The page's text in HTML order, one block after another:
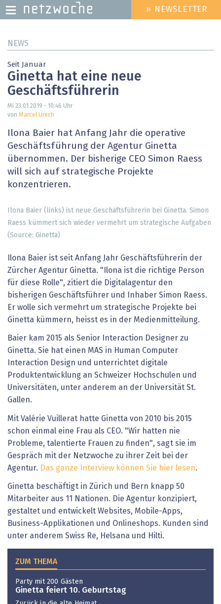
zum
HEADER
MENU
» NEWSLETTER
NEWS
Seit Januar
Ginetta hat eine neue
Geschäftsführerin
Mi 23.01.2019 - 10:46 Uhr
von Marcel Urech
Ilona Baier hat Anfang Jahr die operative
Geschäftsführung der Agentur Ginetta
übernommen. Der bisherige CEO Simon Raess
will sich auf strategische Projekte
konzentrieren.
Ilona Baier (links) ist neue Geschäftsführerin bei Ginetta. Simon
Raess kümmert sich wieder vermehrt um strategische Aufgaben
(Source: Ginetta)
Ilona Baier ist seit Anfang Jahr Geschäftsführerin der
Zürcher Agentur Ginetta. "Ilona ist die richtige Person
für diese Rolle", zitiert die Digitalagentur den
bisherigen Geschäftsführer und Inhaber Simon Raess.
Er wolle sich vermehrt um strategische Projekte bei
Ginetta kümmern, heisst es in der Medienmitteilung.
Baier kam 2015 als Senior Interaction Designer zu
Ginetta. Sie hat einen MAS in Human Computer
Interaction Design und unterrichtet digitale
Produktentwicklung an Schweizer Hochschulen und
Universitäten, unter anderem an der Universität St.
Gallen.
Mit Valérie Vuillerat hatte Ginetta von 2010 bis 2015
schon einmal eine Frau als CEO. "Wir hatten nie
Probleme, talentierte Frauen zu finden", sagt sie im
Gespräch mit der Netzwoche zu ihrer Zeit bei der
Agentur. Das ganze Interview können Sie hier lesen.
Ginetta beschäftigt in Zürich und Bern knapp 50
Mitarbeiter aus 11 Nationen. Die Agentur konzipiert,
gestaltet und entwickelt Websites, Mobile-Apps,
Business-Applikationen und Onlineshops. Kunden sind
unter anderem Swiss Re, Helsana und Hilti.
ZUM THEMA
Party mit 200 Gästen
Ginetta feiert 10. Geburtstag